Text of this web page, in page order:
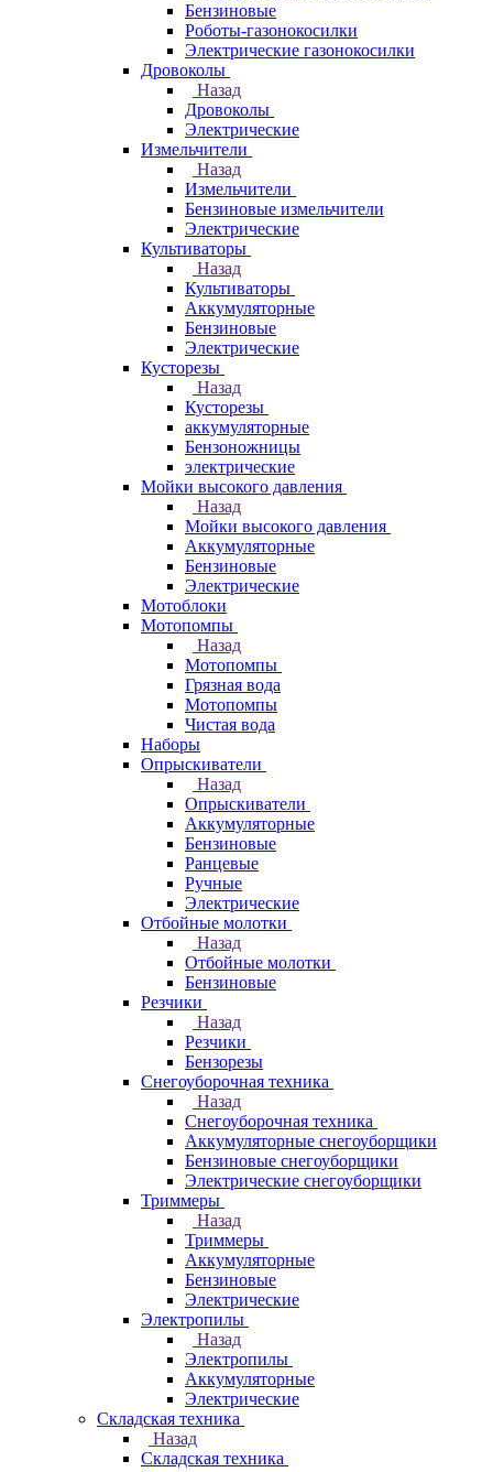
Бензиновые
Роботы-газонокосилки
Электрические газонокосилки
Дровоколы
Назад
Дровоколы
Электрические
Измельчители
Назад
Измельчители
Бензиновые измельчители
Электрические
Культиваторы
Назад
Культиваторы
Аккумуляторные
Бензиновые
Электрические
Кусторезы
Назад
Кусторезы
аккумуляторные
Бензоножницы
электрические
Мойки высокого давления
Назад
Мойки высокого давления
Аккумуляторные
Бензиновые
Электрические
Мотоблоки
Мотопомпы
Назад
Мотопомпы
Грязная вода
Мотопомпы
Чистая вода
Наборы
Опрыскиватели
Назад
Опрыскиватели
Аккумуляторные
Бензиновые
Ранцевые
Ручные
Электрические
Отбойные молотки
Назад
Отбойные молотки
Бензиновые
Резчики
Назад
Резчики
Бензорезы
Снегоуборочная техника
Назад
Снегоуборочная техника
Аккумуляторные снегоуборщики
Бензиновые снегоуборщики
Электрические снегоуборщики
Триммеры
Назад
Триммеры
Аккумуляторные
Бензиновые
Электрические
Электропилы
Назад
Электропилы
Аккумуляторные
Электрические
Складская техника
Назад
Складская техника